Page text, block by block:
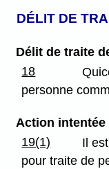
DÉLIT DE
Délit de traite
18
personne
Action intentée
19(1)
Il
pour traite de